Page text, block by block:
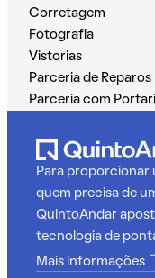
Corretagem
Fotografia
Vistorias
Parceria de Reparos
Parceria com
Para proporcionar
quem precisa de
QuintoAndar
tecnologia de
Mais informações